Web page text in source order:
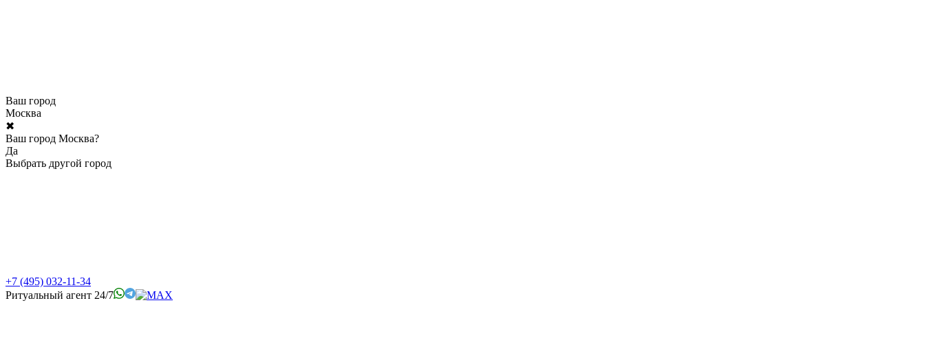
Ваш город
Москва
✖
Ваш город Москва?
Да
Выбрать другой город
+7 (495) 032-11-34
Ритуальный агент 24/7